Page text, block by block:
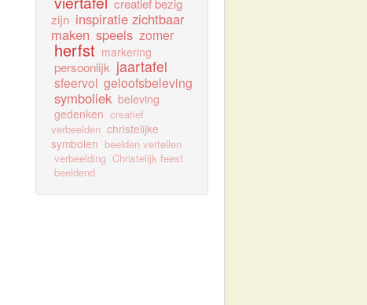
zijn inspiratie zichtbaar
maken speels zomer
herfst markering
persoonlijk jaartafel
sfeervol geloofsbeleving
symboliek beleving
gedenken creatief
verbeelden christelijke
symbolen beelden vertellen
verbeelding Christelijk feest
beeldend